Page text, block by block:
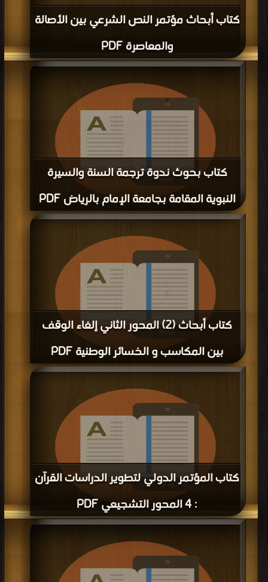
كتاب أبحاث مؤتمر النص الشرعي بين الأصالة
والمعاصرة PDF
كتاب بحوث ندوة ترجمة السنة والسيرة
النبوية المقامة بجامعة الإمام بالرياض PDF
قراءة و تحميل كتاب كتاب بحوث ندوة ترجمة السنة والسيرة النبوية المقامة بجامعة
أفضل كتب في اكبر موقع
كتاب أبحاث (2) المحور الثاني إلغاء الوقف
بين المكاسب و الخسائر الوطنية PDF
قراءة و تحميل كتاب كتاب أبحاث (2) المحور الثاني إلغاء الوقف بين المكاسب و
أفضل كتب في مجانا
كتاب المؤتمر الدولي لتطوير الدراسات القرآن
: 4 المحور التشجيعي PDF
قراءة و تحميل كتاب كتاب المؤتمر الدولي لتطوير الدراسات القرآن : 4 المحور
أفضل كتب في تحميل